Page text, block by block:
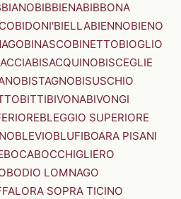
BIBBIENABIBBONA
BIDONI'BIELLABIENNOBIENO
BINASCOBINETTOBIOGLIO
BISACQUINOBISCEGLIE
BISTAGNOBISUSCHIO
BITTIBIVONABIVONGI
BLEGGIO SUPERIORE
BLEVIOBLUFIBOARA PISANI
BOCABOCCHIGLIERO
BODIO LOMNAGO
SOPRA TICINO